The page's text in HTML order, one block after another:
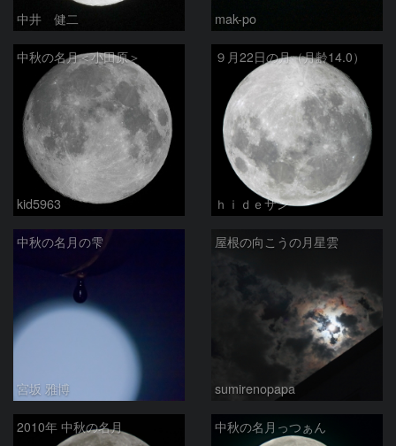
中井 健二 mak-po
中秋の名月＜小田原＞
kid5963
９月22日の月（月齢14.0）
ｈｉｄｅサン
中秋の名月の雫
宮坂 雅博
屋根の向こうの月星雲
sumirenopapa
2010年 中秋の名月 中秋の名月っつぁん